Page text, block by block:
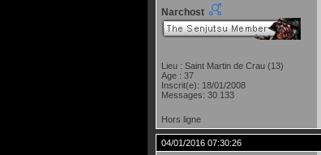
Narchost
Lieu : Saint Martin de Crau (13)
Age : 37
Inscrit(e): 18/01/2008
Messages: 30 133
Hors ligne
04/01/2016 07:30:26